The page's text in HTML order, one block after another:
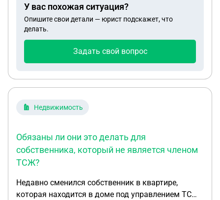
в данной ситуации? Можно ли подать заявление в
полицию?
У вас похожая ситуация?
Опишите свои детали — юрист подскажет, что
делать.
Задать свой вопрос
Недвижимость
Обязаны ли они это делать для
собственника, который не является членом
ТСЖ?
Недавно сменился собственник в квартире,
которая находится в доме под управлением ТСЖ.